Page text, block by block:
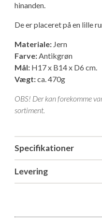
Isabella Lufttelte
Isabella fortelte
3 spændende
Cookie &
Persondata
GPDR -
hinanden.
De er placeret på en lille
Materiale: Jern
Farve:Antikgrøn
Mål: H17 x B14 x D6 cm.
Vægt:ca. 470g
OBS! Der kan forekomme
sortiment.
Specifikationer
Levering